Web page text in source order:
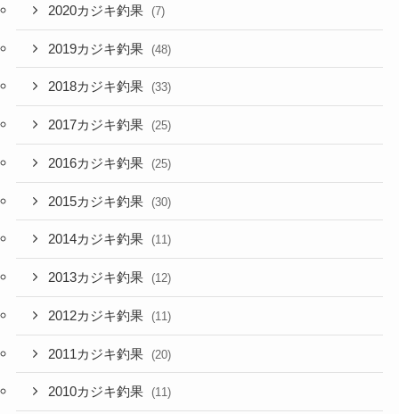
2020カジキ釣果 (7)
2019カジキ釣果 (48)
2018カジキ釣果 (33)
2017カジキ釣果 (25)
2016カジキ釣果 (25)
2015カジキ釣果 (30)
2014カジキ釣果 (11)
2013カジキ釣果 (12)
2012カジキ釣果 (11)
2011カジキ釣果 (20)
2010カジキ釣果 (11)